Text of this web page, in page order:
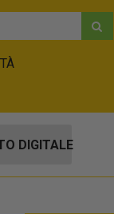
DIGITALE